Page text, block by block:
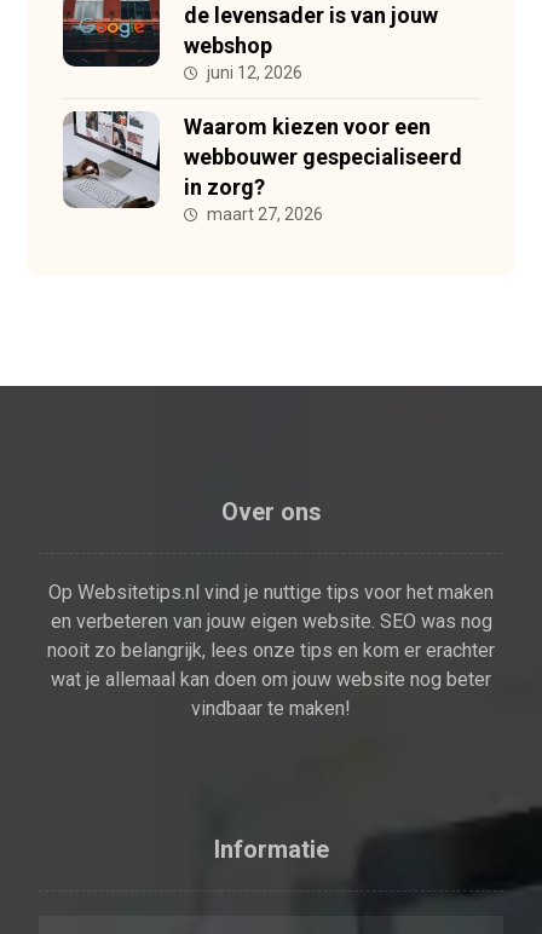
de levensader is van jouw
webshop
juni 12, 2026
Waarom kiezen voor een
webbouwer gespecialiseerd
in zorg?
maart 27, 2026
Over ons
Op Websitetips.nl vind je nuttige tips voor het maken
en verbeteren van jouw eigen website. SEO was nog
nooit zo belangrijk, lees onze tips en kom er erachter
wat je allemaal kan doen om jouw website nog beter
vindbaar te maken!
Informatie